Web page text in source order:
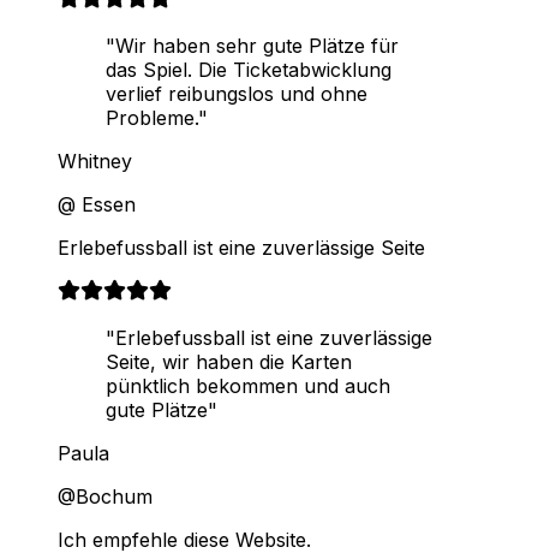
"Wir haben sehr gute Plätze für
das Spiel. Die Ticketabwicklung
verlief reibungslos und ohne
Probleme."
Whitney
@ Essen
Erlebefussball ist eine zuverlässige Seite
"Erlebefussball ist eine zuverlässige
Seite, wir haben die Karten
pünktlich bekommen und auch
gute Plätze"
Paula
@Bochum
Ich empfehle diese Website.